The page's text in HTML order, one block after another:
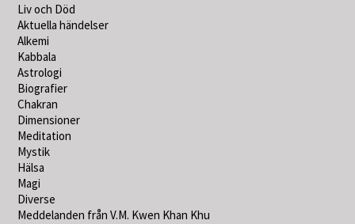
Liv och Död
Aktuella händelser
Alkemi
Kabbala
Astrologi
Biografier
Chakran
Dimensioner
Meditation
Mystik
Hälsa
Magi
Diverse
Meddelanden från V.M. Kwen Khan Khu